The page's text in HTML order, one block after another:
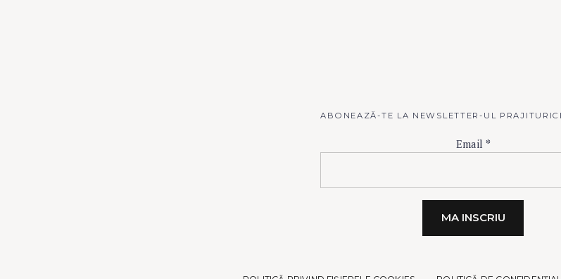
ABONEAZĂ-TE LA NEWSLETTER-UL
Email *